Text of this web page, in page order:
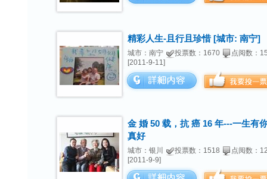
精彩人生-且行且珍惜 [城市: 南宁]
城市：南宁 投票数：1670
点阅数：
[2011-9-11]
金 婚 50 载，抗 癌 16 年---一生有
真好
城市：银川 投票数：1518
点阅数：
[2011-9-9]